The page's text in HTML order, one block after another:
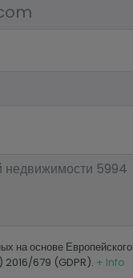
на основе Европейского
2016/679 (GDPR). + Info